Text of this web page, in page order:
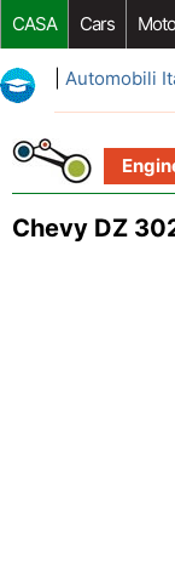
CASA Cars Moto
Riparazione Auto
Automobili
Chevy DZ